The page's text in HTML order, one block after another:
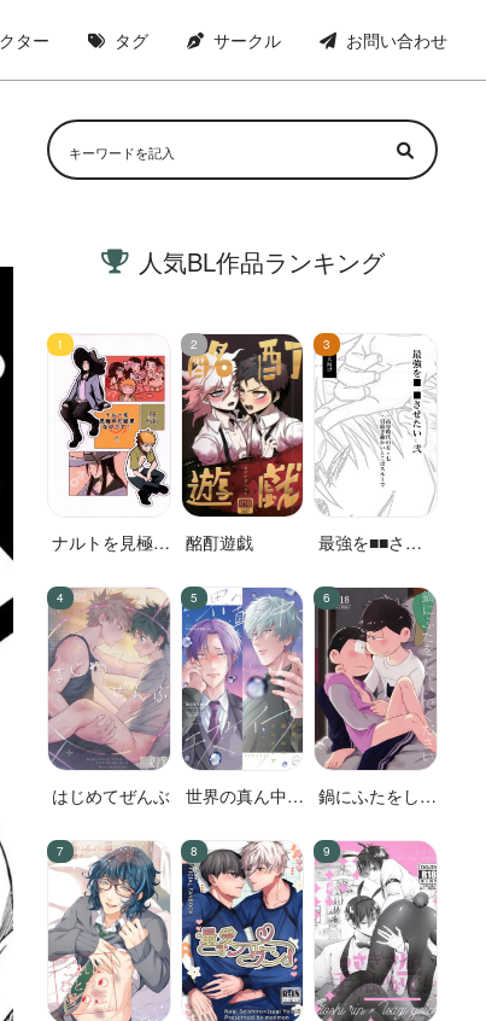
ター タグ サークル お問い合わせ
人気BL作品ランキング
ナルトを見極め
す!
酩酊遊戯
最強を■■させ
はじめてぜんぶ
世界の真ん中に
鍋にふたをしな